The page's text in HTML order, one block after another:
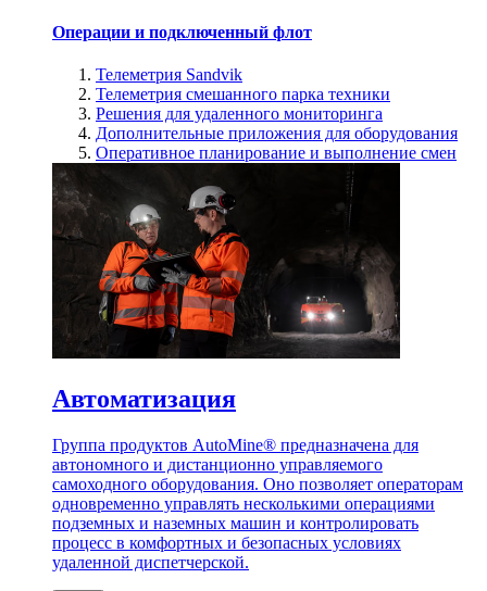
Операции и подключенный флот
Телеметрия Sandvik
Телеметрия смешанного парка техники
Решения для удаленного мониторинга
Дополнительные приложения для оборудования
Оперативное планирование и выполнение смен
Автоматизация
Группа продуктов AutoMine® предназначена для
автономного и дистанционно управляемого
самоходного оборудования. Оно позволяет операторам
одновременно управлять несколькими операциями
подземных и наземных машин и контролировать
процесс в комфортных и безопасных условиях
удаленной диспетчерской.